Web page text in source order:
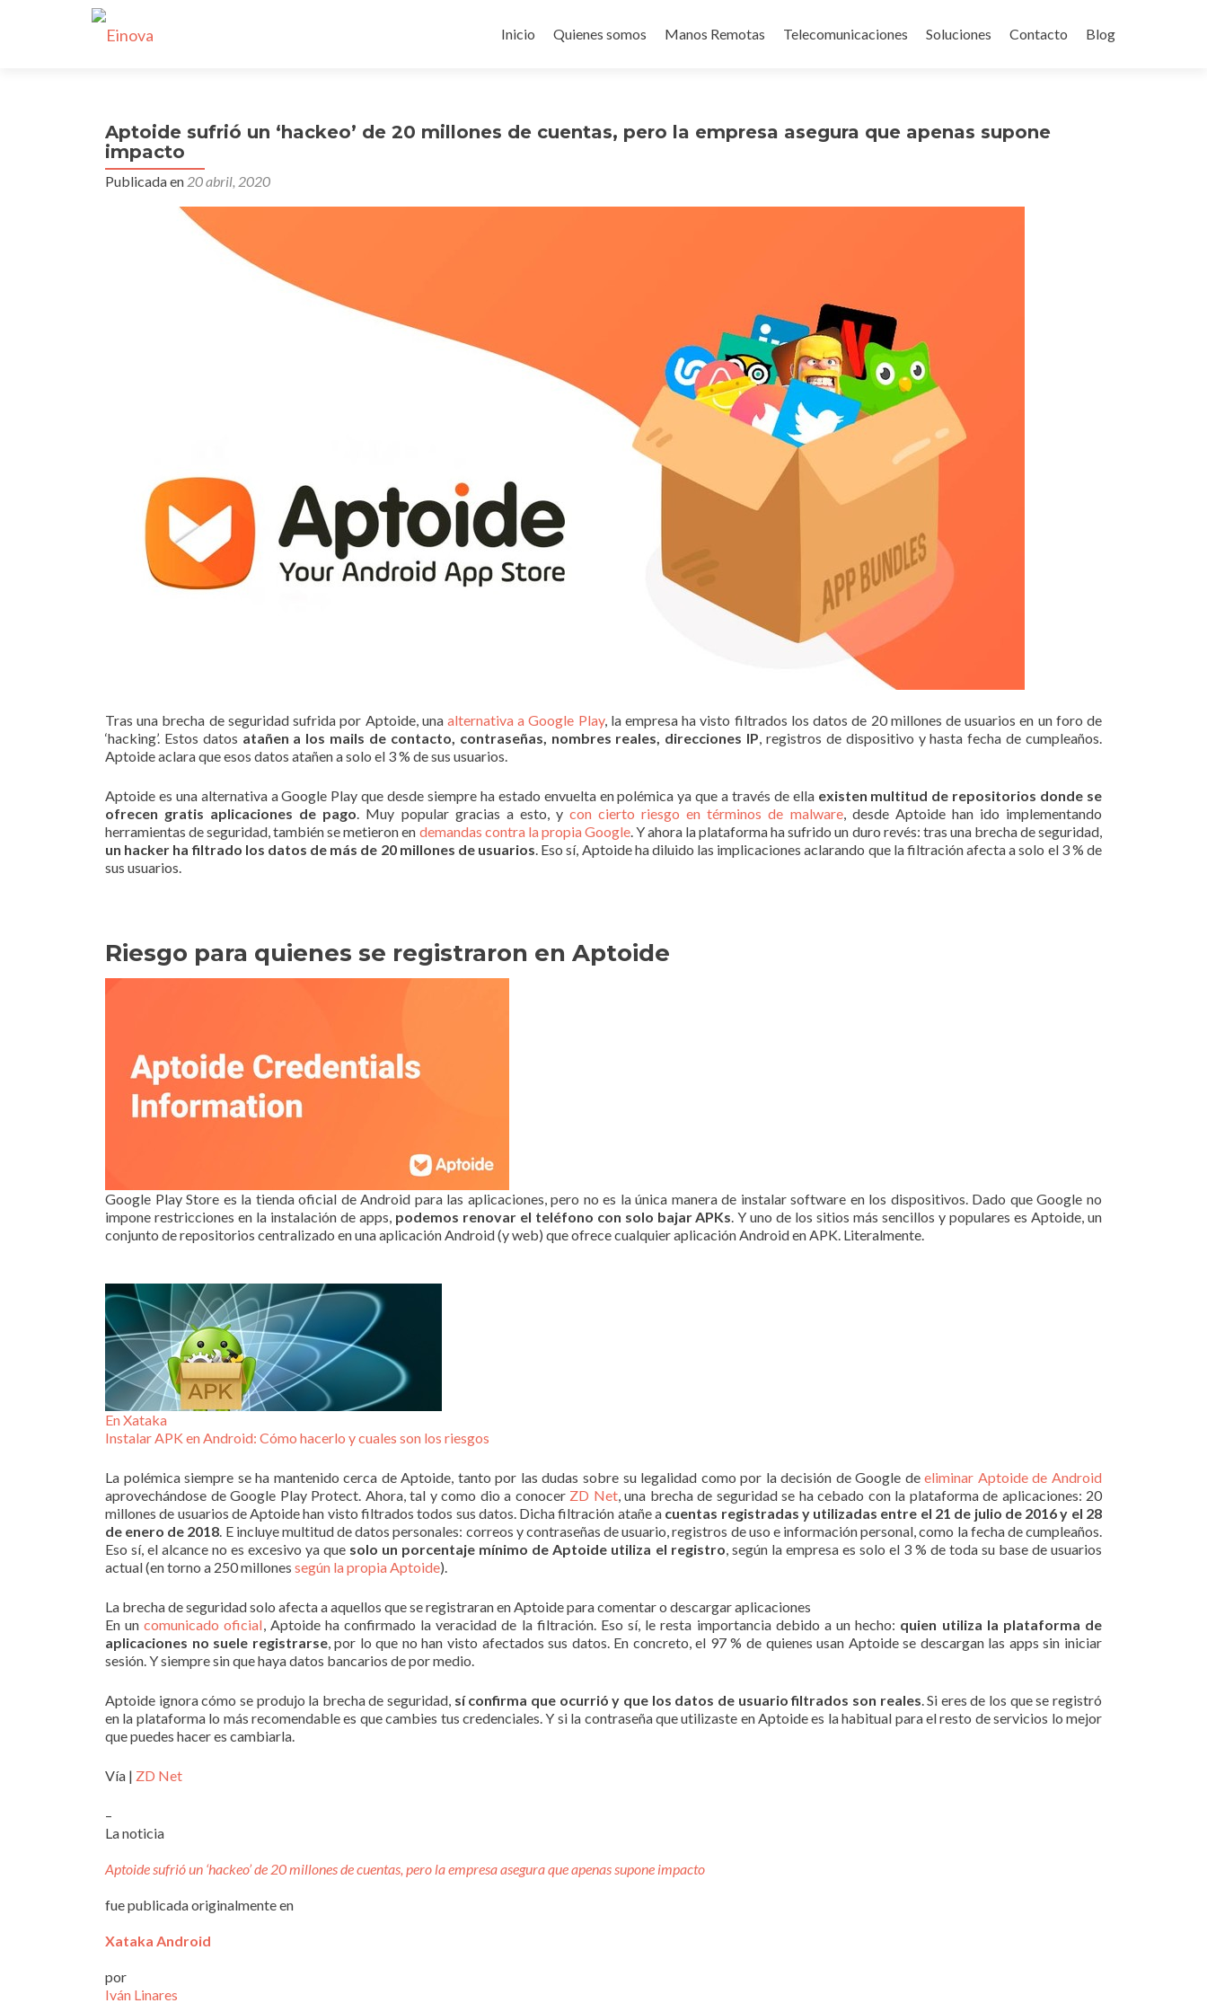
al
Inicio Quienes somos Manos Remotas Telecomunicaciones Soluciones Contacto Blog
Aptoide sufrió un ‘hackeo’ de 20 millones de cuentas, pero la empresa asegura que apenas supone
impacto
Publicada en 20 abril, 2020
Tras una brecha de seguridad sufrida por Aptoide, una alternativa a Google Play, la empresa ha visto filtrados los datos de 20 millones de usuarios en un foro de
‘hacking’. Estos datos atañen a los mails de contacto, contraseñas, nombres reales, direcciones IP, registros de dispositivo y hasta fecha de cumpleaños.
Aptoide aclara que esos datos atañen a solo el 3 % de sus usuarios.
Aptoide es una alternativa a Google Play que desde siempre ha estado envuelta en polémica ya que a través de ella existen multitud de repositorios donde se
ofrecen gratis aplicaciones de pago. Muy popular gracias a esto, ycon cierto riesgo en términos de malware, desde Aptoide han ido implementando
herramientas de seguridad, también se metieron en demandas contra la propia Google. Y ahora la plataforma ha sufrido un duro revés: tras una brecha de seguridad,
un hacker ha filtrado los datos de más de 20 millones de usuarios. Eso sí, Aptoide ha diluido las implicaciones aclarando que la filtración afecta a solo el 3 % de
sus usuarios.
Riesgo para quienes se registraron en Aptoide
Google Play Store es la tienda oficial de Android para las aplicaciones, pero no es la única manera de instalar software en los dispositivos. Dado que Google no
impone restricciones en la instalación de apps, podemos renovar el teléfono con solo bajar APKs. Y uno de los sitios más sencillos y populares es Aptoide, un
conjunto de repositorios centralizado en una aplicación Android (y web) que ofrece cualquier aplicación Android en APK. Literalmente.
En Xataka
Instalar APK en Android: Cómo hacerlo y cuales son los riesgos
La polémica siempre se ha mantenido cerca de Aptoide, tanto por las dudas sobre su legalidad como por la decisión de Google deeliminar Aptoide de Android
aprovechándose de Google Play Protect. Ahora, tal y como dio a conocer ZD Net, una brecha de seguridad se ha cebado con la plataforma de aplicaciones: 20
millones de usuarios de Aptoide han visto filtrados todos sus datos. Dicha filtración atañe a cuentas registradas y utilizadas entre el 21 de julio de 2016 y el 28
de enero de 2018. E incluye multitud de datos personales: correos y contraseñas de usuario, registros de uso e información personal, como la fecha de cumpleaños.
Eso sí, el alcance no es excesivo ya que solo un porcentaje mínimo de Aptoide utiliza el registro, según la empresa es solo el 3 % de toda su base de usuarios
actual (en torno a 250 millones según la propia Aptoide).
La brecha de seguridad solo afecta a aquellos que se registraran en Aptoide para comentar o descargar aplicaciones
En uncomunicado oficial, Aptoide ha confirmado la veracidad de la filtración. Eso sí, le resta importancia debido a un hecho: quien utiliza la plataforma de
aplicaciones no suele registrarse, por lo que no han visto afectados sus datos. En concreto, el 97 % de quienes usan Aptoide se descargan las apps sin iniciar
sesión. Y siempre sin que haya datos bancarios de por medio.
Aptoide ignora cómo se produjo la brecha de seguridad, sí confirma que ocurrió y que los datos de usuario filtrados son reales. Si eres de los que se registró
en la plataforma lo más recomendable es que cambies tus credenciales. Y si la contraseña que utilizaste en Aptoide es la habitual para el resto de servicios lo mejor
que puedes hacer es cambiarla.
Vía | ZD Net
–
La noticia
Aptoide sufrió un ‘hackeo’ de 20 millones de cuentas, pero la empresa asegura que apenas supone impacto
fue publicada originalmente en
Xataka Android
por
Iván Linares